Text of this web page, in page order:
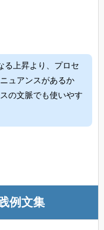
る上昇より、プロセ
ュアンスがあるか
の文脈でも使いやす
例文集